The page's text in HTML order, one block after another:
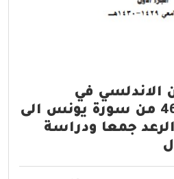
الاندلسي في
التفسير من اية 46 من سورة يونس الى
الرعد جمعا ودراسة